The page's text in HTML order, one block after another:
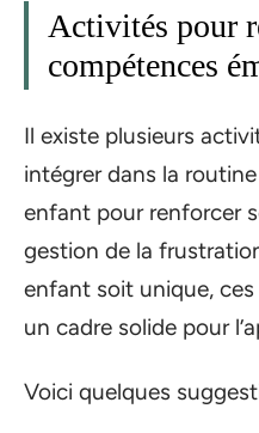
Activités pour
compétences
Il existe plusieurs
intégrer dans la
enfant pour renforcer
gestion de la
enfant soit unique,
un cadre solide pour
Voici quelques